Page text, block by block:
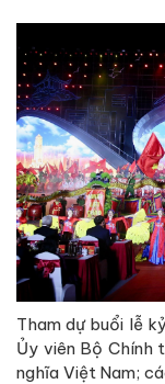
Tham dự buổi lễ
Ủy viên Bộ Chính
nghĩa Việt Nam;